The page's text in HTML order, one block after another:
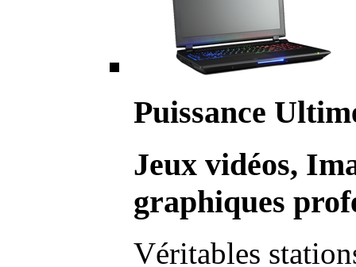
Puissance
Jeux vidéos,
graphiques
Véritables